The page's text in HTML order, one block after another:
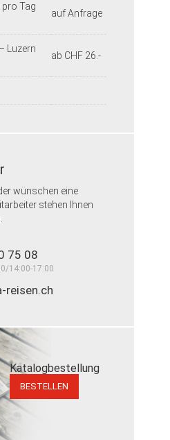
pro Tag
auf Anfrage
Luzern
ab CHF 26.-
wünschen eine
stehen Ihnen
75 08
14:00-17:00
reisen.ch
Katalogbestellung
BESTELLEN